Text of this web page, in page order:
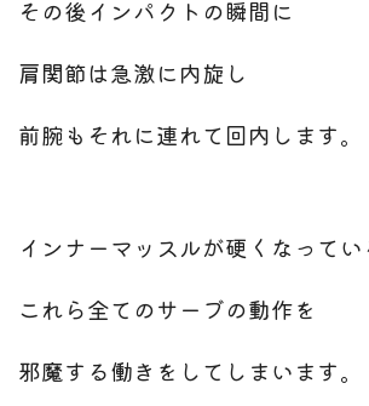
その後インパクトの瞬間に
肩関節は急激に内旋し
前腕もそれに連れて回内します。
インナーマッスルが硬くなってい
これら全てのサーブの動作を
邪魔する働きをしてしまいます。